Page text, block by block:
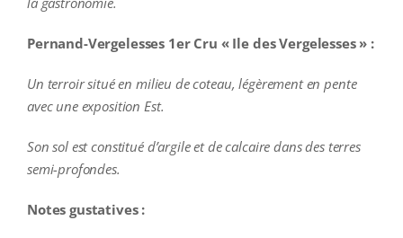
Pernand-Vergelesses 1er Cru « Ile des Vergelesses » :
Un terroir situé en milieu de coteau, légèrement en pente
avec une exposition Est.
Son sol est constitué d’argile et de calcaire dans des terres
semi-profondes.
Notes gustatives :